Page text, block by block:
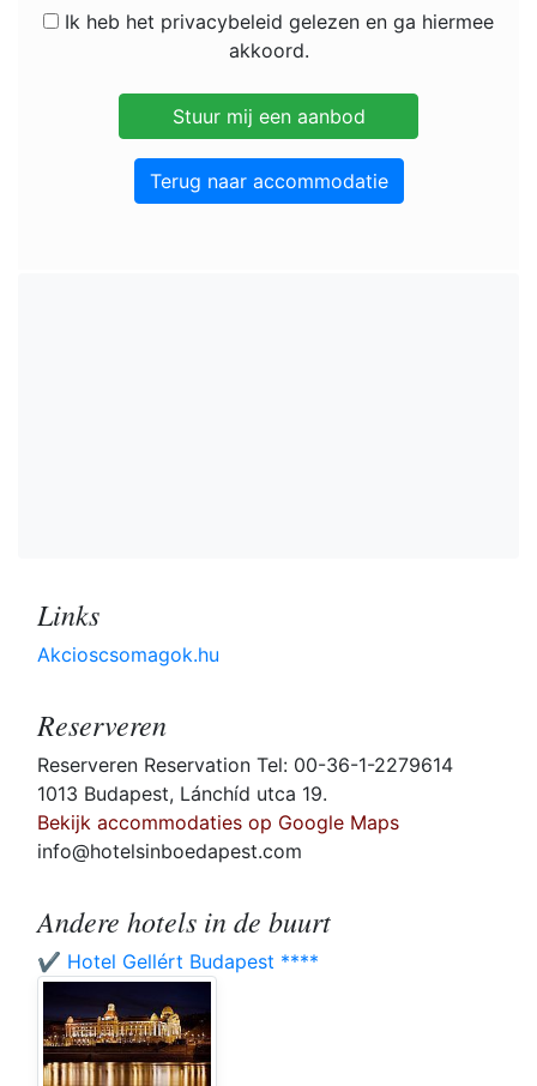
Ik heb het privacybeleid gelezen en ga hiermee
akkoord.
Terug naar accommodatie
Links
Akcioscsomagok.hu
Reserveren
Reserveren Reservation Tel: 00-36-1-2279614
1013 Budapest, Lánchíd utca 19.
Bekijk accommodaties op Google Maps
info@hotelsinboedapest.com
Andere hotels in de buurt
✔️ Hotel Gellért Budapest ****